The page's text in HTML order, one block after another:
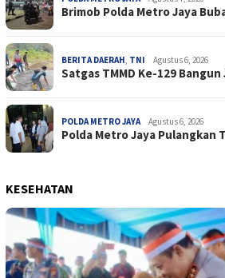
Brimob Polda Metro Jaya
BERITA DAERAH, TNI Agustus 6, 2026
Satgas TMMD Ke-129
POLDA METRO JAYA Agustus 6, 2026
Polda Metro Jaya Pulangkan
KESEHATAN